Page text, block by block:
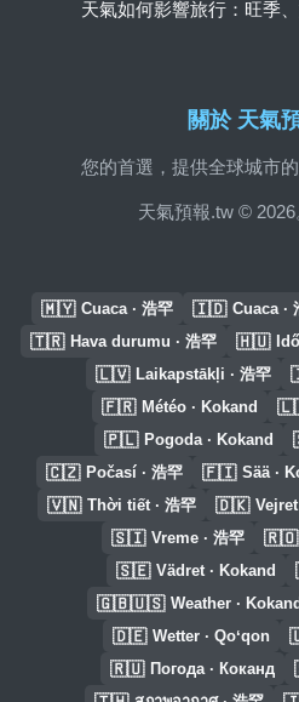
關於 天氣
您的首選，提供全球城市
天氣預報.tw © 2026
天氣如何影響旅行：旺季
🇲🇾 Cuaca · 浩罕 🇮🇩 Cuaca ·
🇹🇷 Hava durumu · 浩罕 🇭🇺
🇱🇻 Laikapstākļi · 浩罕
🇫🇷 Météo · Kokand
🇵🇱 Pogoda · Kokand
🇨🇿 Počasí · 浩罕 🇫🇮 Sää ·
🇻🇳 Thời tiết · 浩罕 🇩🇰 Vejret
🇸🇮 Vreme · 浩罕 🇷🇴
🇸🇪 Vädret · Kokand
🇬🇧🇺🇸 Weather · Kokand
🇩🇪 Wetter · Qoʻqon
🇷🇺 Погода · Коканд